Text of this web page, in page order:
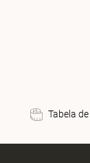
Tabela